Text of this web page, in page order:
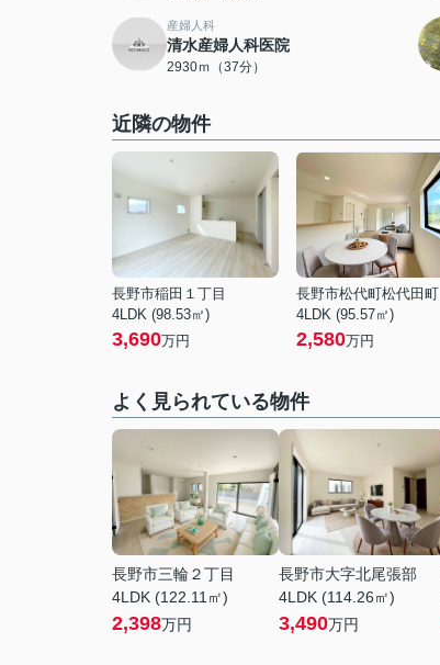
産婦人科
清水産婦人科医院
2930ｍ（37分）
近隣の物件
長野市稲田１丁目
4LDK (98.53㎡)
3,690万円
長野市松代町松代田町
4LDK (95.57㎡)
2,580万円
よく見られている物件
長野市三輪２丁目
4LDK (122.11㎡)
2,398万円
長野市大字北尾張部
4LDK (114.26㎡)
3,490万円